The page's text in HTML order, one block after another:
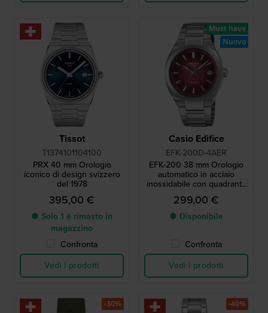
Tissot
T1374101104100
PRX 40 mm Orologio
iconico di design svizzero
del 1978
395,00 €
● Solo 1 è rimasto in
magazzino
Confronta
Vedi i prodotti
Casio Edifice
EFK-200D-4AER
EFK-200 38 mm Orologio
automatico in acciaio
inossidabile con quadrante
a strati dal design unico
299,00 €
● Disponibile
Confronta
Vedi i prodotti
Must have
Nuovo
-30% -40%